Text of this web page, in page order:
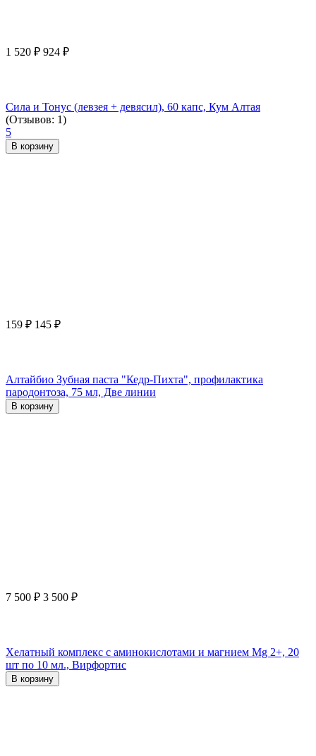
1 520 ₽ 924 ₽
Сила и Тонус (левзея + девясил), 60 капс, Кум Алтая
(Отзывов: 1)
5
В корзину
159 ₽ 145 ₽
Алтайбио Зубная паста "Кедр-Пихта", профилактика
пародонтоза, 75 мл, Две линии
В корзину
7 500 ₽ 3 500 ₽
Хелатный комплекс с аминокислотами и магнием Mg 2+, 20
шт по 10 мл., Вирфортис
В корзину